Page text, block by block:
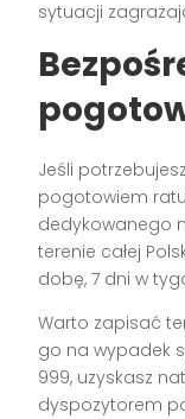
sytuacji
Jeśli
pogotowiem
dedykowanego
terenie całej
dobę, 7 dni w
Warto zapisać
go na wypadek
999, uzyskasz
dyspozytorem